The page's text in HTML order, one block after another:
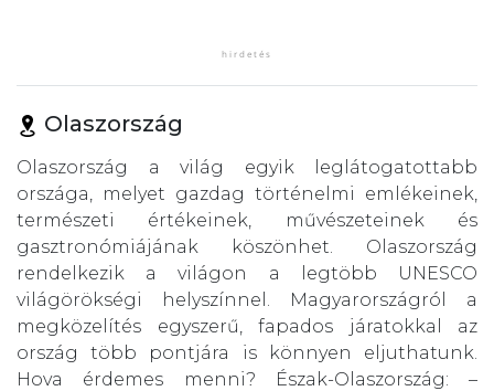
Olaszország
Olaszország a világ egyik leglátogatottabb
országa, melyet gazdag történelmi emlékeinek,
természeti értékeinek, művészeteinek és
gasztronómiájának köszönhet. Olaszország
rendelkezik a világon a legtöbb UNESCO
világörökségi helyszínnel. Magyarországról a
megközelítés egyszerű, fapados járatokkal az
ország több pontjára is könnyen eljuthatunk.
Hova érdemes menni? Észak-Olaszország: –